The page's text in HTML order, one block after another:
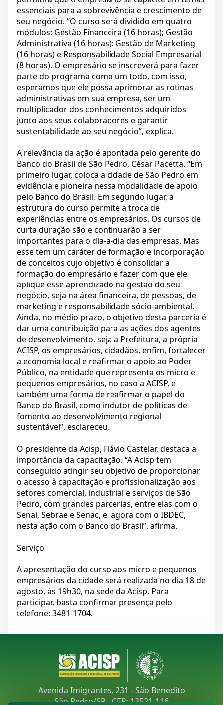
essenciais para a sobrevivência e crescimento de
seu negócio. “O curso será dividido em quatro
módulos: Gestão Financeira (16 horas); Gestão
Administrativa (16 horas); Gestão de Marketing
(16 horas) e Responsabilidade Social Empresarial
(8 horas). O empresário se inscreverá para fazer
parte do programa como um todo, com isso,
esperamos que ele possa aprimorar as rotinas
administrativas em sua empresa, ser um
multiplicador dos conhecimentos adquiridos
junto aos seus colaboradores e garantir
sustentabilidade ao seu negócio”, explica.
A relevância da ação é apontada pelo gerente do
Banco do Brasil de São Pedro, César Pacetta. “Em
primeiro lugar, coloca a cidade de São Pedro em
evidência e pioneira nessa modalidade de apoio
pelo Banco do Brasil. Em segundo lugar, a
estrutura do curso permite a troca de
experiências entre os empresários. Os cursos de
curta duração são e continuarão a ser
importantes para o dia-a-dia das empresas. Mas
esse tem um caráter de formação e incorporação
de conceitos cujo objetivo é consolidar a
formação do empresário e fazer com que ele
aplique esse aprendizado na gestão do seu
negócio, seja na área financeira, de pessoas, de
marketing e responsabilidade sócio-ambiental.
Ainda, no médio prazo, o objetivo desta parceria é
dar uma contribuição para as ações dos agentes
de desenvolvimento, seja a Prefeitura, a própria
ACISP, os empresários, cidadãos, enfim, fortalecer
a economia local e reafirmar o apoio ao Poder
Público, na entidade que representa os micro e
pequenos empresários, no caso a ACISP, e
também uma forma de reafirmar o papel do
Banco do Brasil, como indutor de políticas de
fomento ao desenvolvimento regional
sustentável”, esclareceu.
O presidente da Acisp, Flávio Castelar, destaca a
importância da capacitação. “A Acisp tem
conseguido atingir seu objetivo de proporcionar
o acesso à capacitação e profissionalização aos
setores comercial, industrial e serviços de São
Pedro, com grandes parcerias, entre elas com o
Senai, Sebrae e Senac, e agora com o IBDEC,
nesta ação com o Banco do Brasil”, afirma.
Serviço
A apresentação do curso aos micro e pequenos
empresários da cidade será realizada no dia 18 de
agosto, às 19h30, na sede da Acisp. Para
participar, basta confirmar presença pelo
telefone: 3481-1704.
Avenida Imigrantes, 231 - São Benedito
São Pedro/SP - CEP: 13521-116